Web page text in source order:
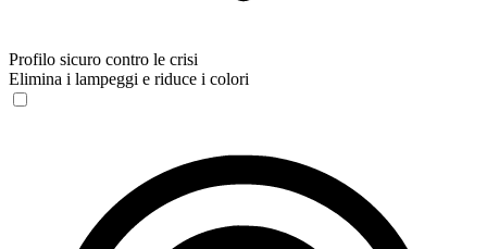
Profilo sicuro contro le crisi
Elimina i lampeggi e riduce i colori